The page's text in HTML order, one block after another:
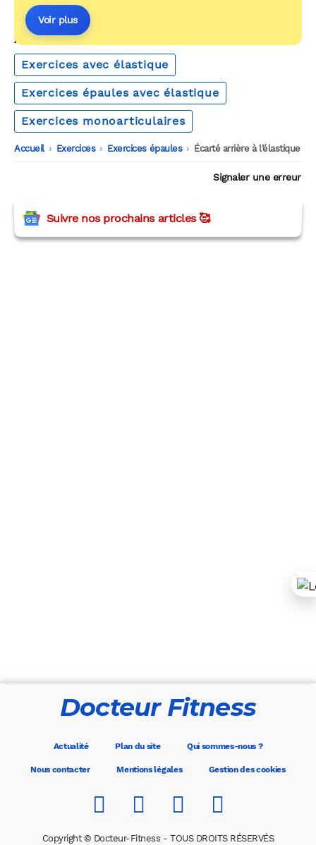
Voir plus
AUTOUR DU MÊME THÈME
Exercices avec élastique
Exercices épaules avec élastique
Exercices monoarticulaires
Accueil -
Exercices -
Exercices épaules -
Écarté arrière à l’élastique
Signaler une erreur
Suivre nos prochains articles 🥰
Docteur Fitness
Actualité Plan du site Qui sommes-nous ?
Nous contacter Mentions légales Gestion des cookies
Copyright © Docteur-Fitness - TOUS DROITS RÉSERVÉS